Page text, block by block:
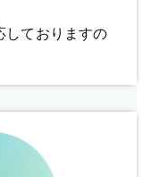
しておりますの